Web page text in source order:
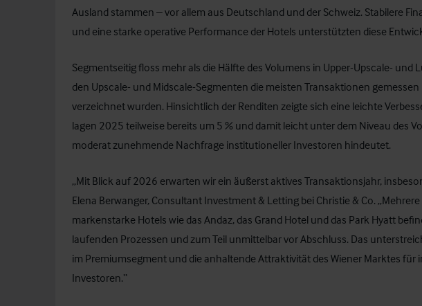
Ausland stammen – vor allem aus Deutschland und der Schweiz. Stabilere
und eine starke operative Performance der Hotels unterstützten diese
Segmentseitig floss mehr als die Hälfte des Volumens in Upper-Upscale- und
den Upscale- und Midscale-Segmenten die meisten Transaktionen
verzeichnet wurden. Hinsichtlich der Renditen zeigte sich eine leichte
lagen 2025 teilweise bereits um 5 % und damit leicht unter dem Niveau des
moderat zunehmende Nachfrage institutioneller Investoren hindeutet.
„Mit Blick auf 2026 erwarten wir ein äußerst aktives Transaktionsjahr,
Elena Berwanger, Consultant Investment & Letting bei Christie & Co.
markenstarke Hotels wie das Andaz, das Grand Hotel und das Park Hyatt
laufenden Prozessen und zum Teil unmittelbar vor Abschluss. Das
im Premiumsegment und die anhaltende Attraktivität des Wiener Marktes für
Investoren.“